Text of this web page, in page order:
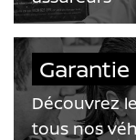
Garantie
Découvrez
tous nos